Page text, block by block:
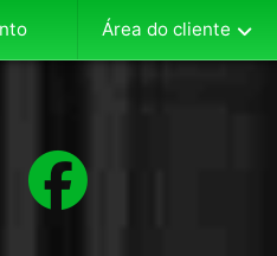
Área do cliente